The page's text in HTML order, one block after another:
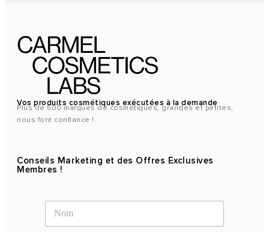
Vos produits cosmétiques exécutées à la demande
Plus de 500 marques de cosmétiques, grandes et petites,
nous font confiance !
Conseils Marketing et des Offres Exclusives
Membres !
m